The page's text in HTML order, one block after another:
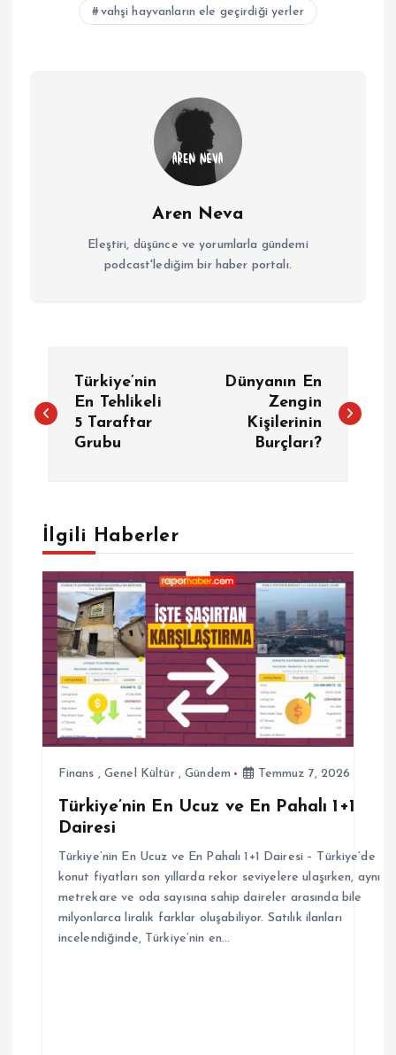
vahşi hayvanların ele geçirdiği yerler
Aren Neva
Eleştiri, düşünce ve yorumlarla gündemi
podcast'lediğim bir haber portalı.
a
g
e
z
n
m
Türkiye’nin
En Tehlikeli
5 Taraftar
Grubu
Dünyanın En
Zengin
Kişilerinin
Burçları?
İlgili Haberler
Finans ,Genel Kültür,Gündem Temmuz 7, 2026
Türkiye’nin En Ucuz ve En Pahalı 1+1
Dairesi
Türkiye’nin En Ucuz ve En Pahalı 1+1 Dairesi – Türkiye’de
konut fiyatları son yıllarda rekor seviyelere ulaşırken, aynı
metrekare ve oda sayısına sahip daireler arasında bile
milyonlarca liralık farklar oluşabiliyor. Satılık ilanları
incelendiğinde, Türkiye’nin en…